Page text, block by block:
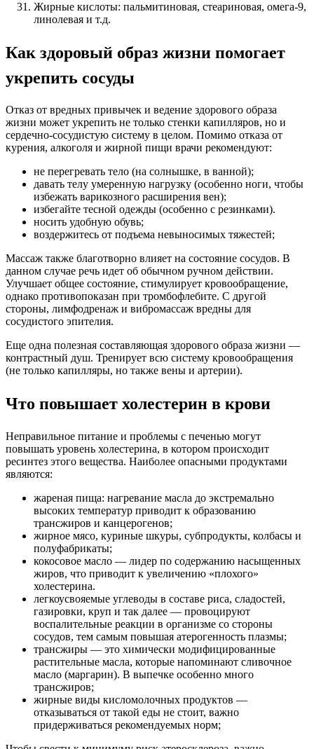
Жирные кислоты: пальмитиновая, стеариновая, омега-9,
линолевая и т.д.
Как здоровый образ жизни помогает
укрепить сосуды
Отказ от вредных привычек и ведение здорового образа
жизни может укрепить не только стенки капилляров, но и
сердечно-сосудистую систему в целом. Помимо отказа от
курения, алкоголя и жирной пищи врачи рекомендуют:
не перегревать тело (на солнышке, в ванной);
давать телу умеренную нагрузку (особенно ноги, чтобы
избежать варикозного расширения вен);
избегайте тесной одежды (особенно с резинками).
носить удобную обувь;
воздержитесь от подъема невыносимых тяжестей;
Массаж также благотворно влияет на состояние сосудов. В
данном случае речь идет об обычном ручном действии.
Улучшает общее состояние, стимулирует кровообращение,
однако противопоказан при тромбофлебите. С другой
стороны, лимфодренаж и вибромассаж вредны для
сосудистого эпителия.
Еще одна полезная составляющая здорового образа жизни —
контрастный душ. Тренирует всю систему кровообращения
(не только капилляры, но также вены и артерии).
Что повышает холестерин в крови
Неправильное питание и проблемы с печенью могут
повышать уровень холестерина, в котором происходит
ресинтез этого вещества. Наиболее опасными продуктами
являются:
жареная пища: нагревание масла до экстремально
высоких температур приводит к образованию
трансжиров и канцерогенов;
жирное мясо, куриные шкуры, субпродукты, колбасы и
полуфабрикаты;
кокосовое масло — лидер по содержанию насыщенных
жиров, что приводит к увеличению «плохого»
холестерина.
легкоусвояемые углеводы в составе риса, сладостей,
газировки, круп и так далее — провоцируют
воспалительные реакции в организме со стороны
сосудов, тем самым повышая атерогенность плазмы;
трансжиры — это химически модифицированные
растительные масла, которые напоминают сливочное
масло (маргарин). В выпечке особенно много
трансжиров;
жирные виды кисломолочных продуктов —
отказываться от такой еды не стоит, важно
придерживаться рекомендуемых норм;